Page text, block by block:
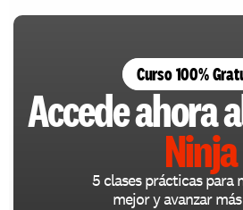
Curso 100%
Accede ahora
Ninja
5 clases prácticas para
mejor y avanzar